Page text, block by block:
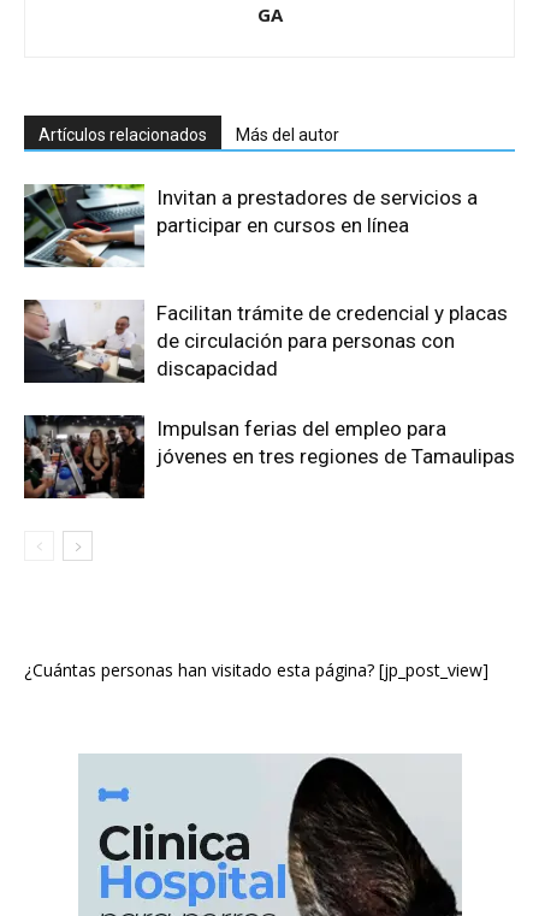
GA
Artículos relacionados Más del autor
Invitan a prestadores de servicios a
participar en cursos en línea
Facilitan trámite de credencial y placas
de circulación para personas con
discapacidad
Impulsan ferias del empleo para
jóvenes en tres regiones de Tamaulipas
¿Cuántas personas han visitado esta página? [jp_post_view]